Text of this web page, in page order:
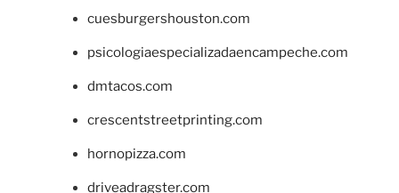
cuesburgershouston.com
psicologiaespecializadaencampeche.com
dmtacos.com
crescentstreetprinting.com
hornopizza.com
driveadragster.com